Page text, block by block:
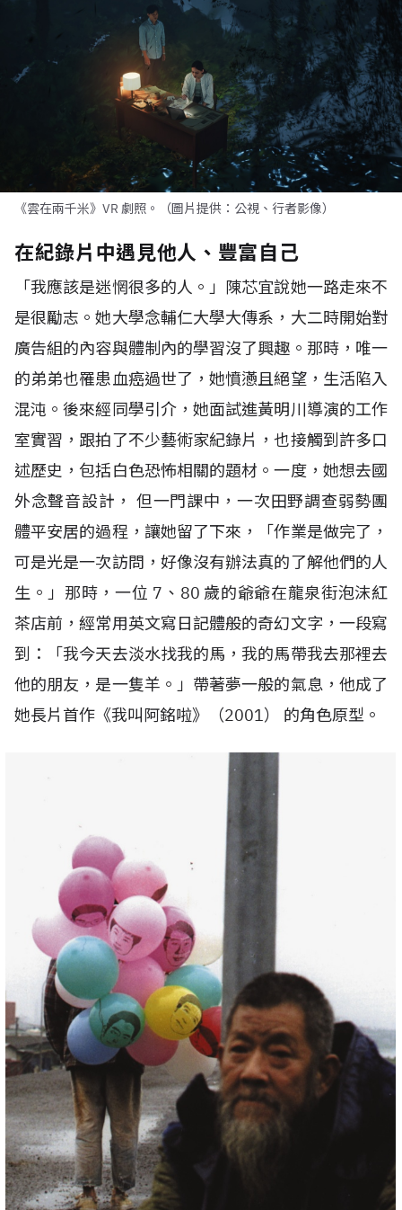
《雲在兩千米》VR 劇照。（圖片提供：公視、行者影像）
在紀錄片中遇見他人、豐富自己
「我應該是迷惘很多的人。」陳芯宜說她一路走來不
是很勵志。她大學念輔仁大學大傳系，大二時開始對
廣告組的內容與體制內的學習沒了興趣。那時，唯一
的弟弟也罹患血癌過世了，她憤懣且絕望，生活陷入
混沌。後來經同學引介，她面試進黃明川導演的工作
室實習，跟拍了不少藝術家紀錄片，也接觸到許多口
述歷史，包括白色恐怖相關的題材。一度，她想去國
外念聲音設計， 但一門課中，一次田野調查弱勢團
體平安居的過程，讓她留了下來，「作業是做完了，
可是光是一次訪問，好像沒有辦法真的了解他們的人
生。」那時，一位 7 、 80 歲的爺爺在龍泉街泡沫紅
茶店前，經常用英文寫日記體般的奇幻文字，一段寫
到：「我今天去淡水找我的馬，我的馬帶我去那裡去
他的朋友，是一隻羊。」帶著夢一般的氣息，他成了
她長片首作《我叫阿銘啦》（2001） 的角色原型。